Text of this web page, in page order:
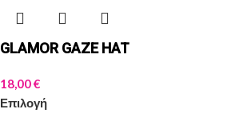
GLAMOR GAZE HAT
18,00€
Επιλογή